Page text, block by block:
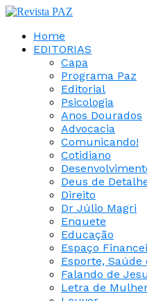
Home
EDITORIAS
Capa
Programa Paz
Editorial
Psicologia
Anos Dourados
Advocacia
Comunicando!
Cotidiano
Deus de
Direito
Dr Júlio Magri
Enquete
Educação
Espaço
Esporte, Saúde
Falando de
Letra de